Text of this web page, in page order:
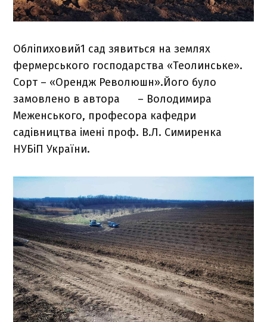
Обліпиховий1 сад зявиться на землях
фермерського господарства «Теолинське».
Сорт – «Орендж Революшн».Його було
замовлено в автора – Володимира
Меженського, професора кафедри
садівництва імені проф. В.Л. Симиренка
НУБіП України.